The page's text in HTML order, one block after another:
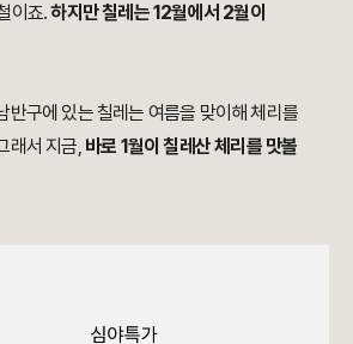
이죠.하지만 칠레는 12월에서 2월이
반구에 있는 칠레는 여름을 맞이해 체리를
래서 지금, 바로 1월이 칠레산 체리를 맛볼